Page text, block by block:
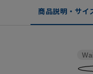
商品説明・サイ